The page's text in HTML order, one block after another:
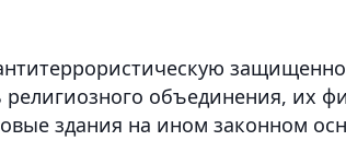
религиозного объединения, их
здания на ином законном